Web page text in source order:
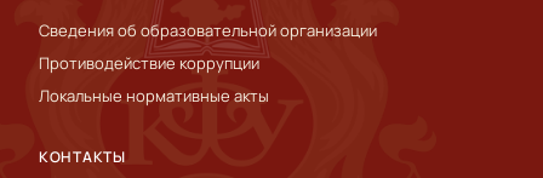
Сведения об образовательной организации
Противодействие коррупции
Локальные нормативные акты
КОНТАКТЫ